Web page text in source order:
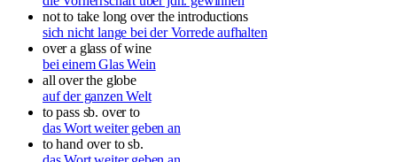
not to take long over the introductions
sich nicht lange bei der Vorrede aufhalten
over a glass of wine
bei einem Glas Wein
all over the globe
auf der ganzen Welt
to pass sb. over to
das Wort weiter geben an
to hand over to sb.